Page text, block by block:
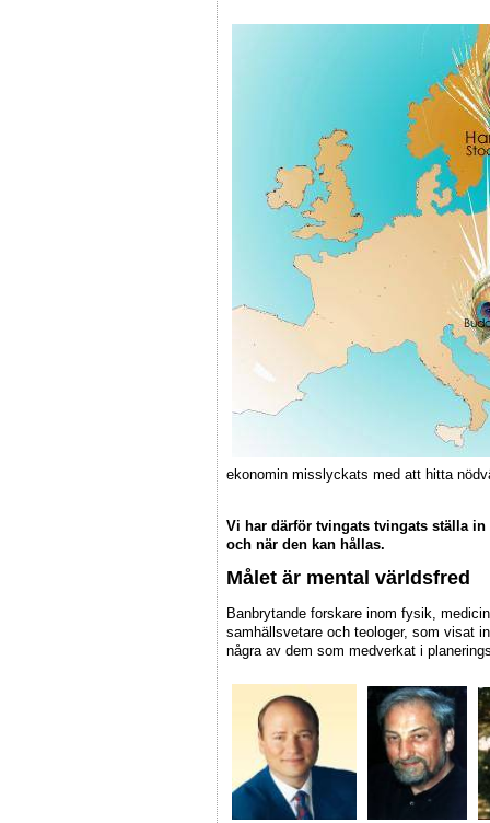
ekonomin misslyckats med att hitta
Vi har därför tvingats tvingats ställa
och när den kan hållas.
Målet är mental världsfred
Banbrytande forskare inom fysik,
samhällsvetare och teologer, som visat
några av dem som medverkat i